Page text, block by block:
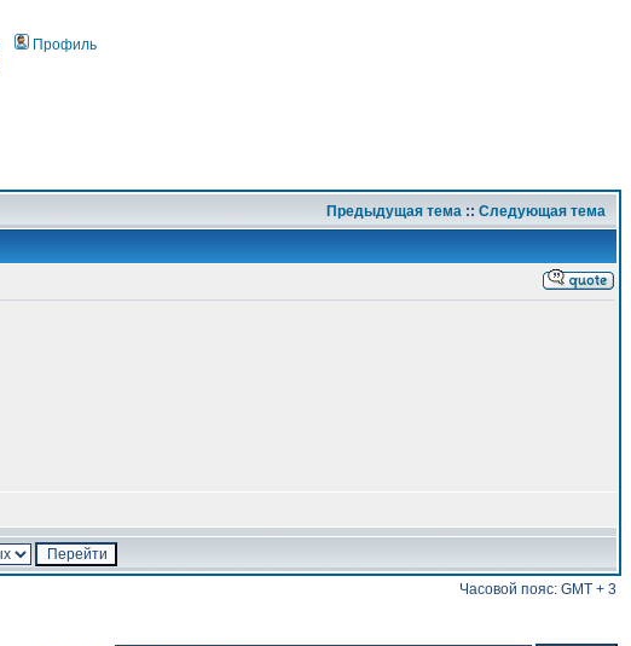
Профиль
Предыдущая тема :: Следующая тема
Часовой пояс: GMT + 3